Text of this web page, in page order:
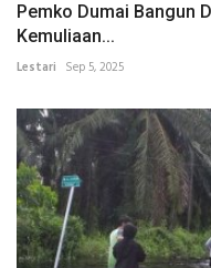
Pemko Dumai Bangun
Kemuliaan...
Lestari Sep 5, 2025